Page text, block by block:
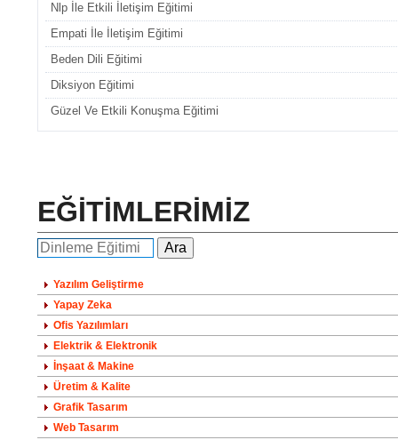
Nlp İle Etkili İletişim Eğitimi
Empati İle İletişim Eğitimi
Beden Dili Eğitimi
Diksiyon Eğitimi
Güzel Ve Etkili Konuşma Eğitimi
EĞİTİMLERİMİZ
Yazılım Geliştirme
Yapay Zeka
Ofis Yazılımları
Elektrik & Elektronik
İnşaat & Makine
Üretim & Kalite
Grafik Tasarım
Web Tasarım